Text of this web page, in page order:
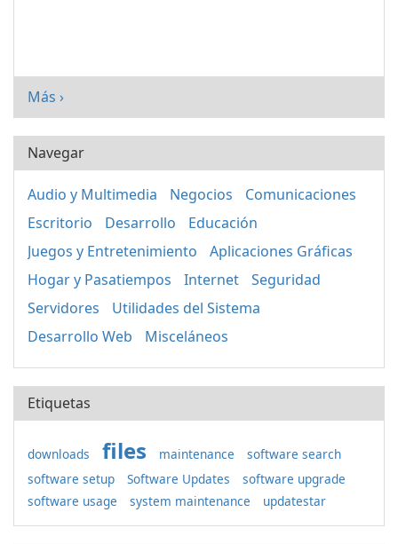
Más ›
Navegar
Audio y Multimedia Negocios
Comunicaciones
Escritorio
Desarrollo
Educación
Juegos y Entretenimiento
Aplicaciones Gráficas
Hogar y Pasatiempos
Internet
Seguridad
Servidores
Utilidades del Sistema
Desarrollo Web
Misceláneos
Etiquetas
downloads files maintenance
software search
software setup
Software Updates
software upgrade
software usage
system maintenance updatestar